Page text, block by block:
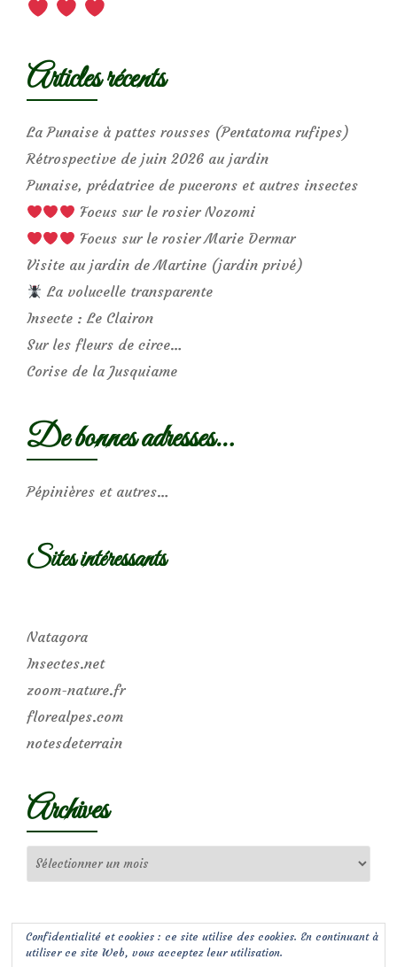
Articles récents
La Punaise à pattes rousses (Pentatoma rufipes)
Rétrospective de juin 2026 au jardin
Punaise, prédatrice de pucerons et autres insectes
Focus sur le rosier Nozomi
Focus sur le rosier Marie Dermar
Visite au jardin de Martine (jardin privé)
La volucelle transparente
Insecte : Le Clairon
Sur les fleurs de circe…
Corise de la Jusquiame
De bonnes adresses…
Pépinières et autres…
Sites intéressants
Natagora
Insectes.net
zoom-nature.fr
florealpes.com
notesdeterrain
Archives
Confidentialité et cookies : ce site utilise des cookies. En continuant à
utiliser ce site Web, vous acceptez leur utilisation.